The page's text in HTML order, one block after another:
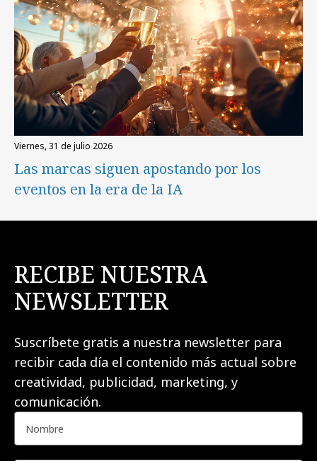
viernes, 31 de julio 2026
Las marcas siguen apostando por los
eventos en la era de la IA
RECIBE NUESTRA
NEWSLETTER
Suscríbete gratis a nuestra newsletter para
recibir cada día el contenido más actual sobre
creatividad, publicidad, marketing, y
comunicación.